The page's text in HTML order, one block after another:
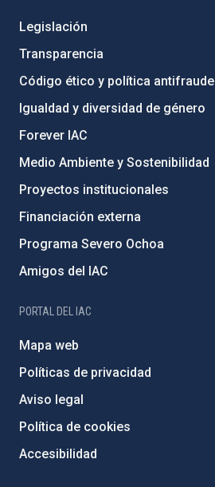
Legislación
Transparencia
Código ético y política antifraude
Igualdad y diversidad de género
Forever IAC
Medio Ambiente y Sostenibilidad
Proyectos institucionales
Financiación externa
Programa Severo Ochoa
Amigos del IAC
PORTAL DEL IAC
Mapa web
Políticas de privacidad
Aviso legal
Política de cookies
Accesibilidad